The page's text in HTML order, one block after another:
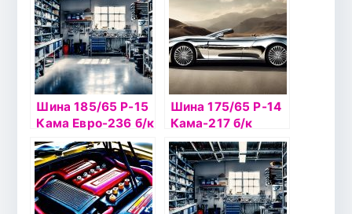
Шина 185/65 Р-15
Кама Евро-236 б/к
Шина 175/65 Р-14
Кама-217 б/к